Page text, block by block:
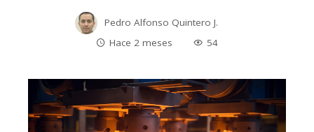
Pedro Alfonso Quintero J.
Hace 2 meses
54